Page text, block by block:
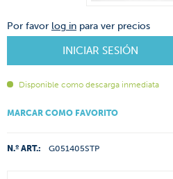
Por favor log in para ver precios
INICIAR SESIÓN
Disponible como descarga inmediata
MARCAR COMO FAVORITO
N.º ART.: G051405STP